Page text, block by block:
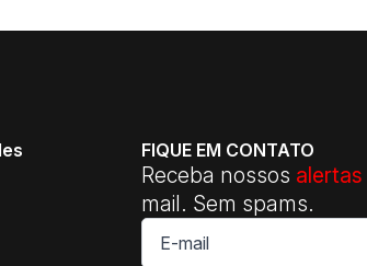
FIQUE EM CONTATO
Receba nossos alertas
mail. Sem spams.
E-
mail